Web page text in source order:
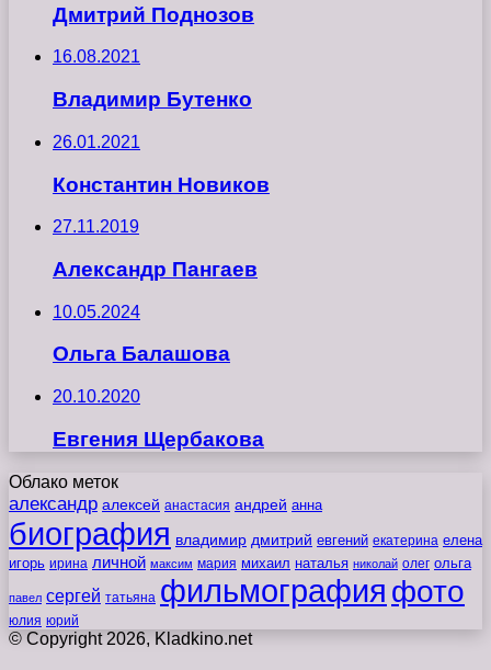
Дмитрий Поднозов
16.08.2021
Владимир Бутенко
26.01.2021
Константин Новиков
27.11.2019
Александр Пангаев
10.05.2024
Ольга Балашова
20.10.2020
Евгения Щербакова
Облако меток
александр алексей анастасия андрей анна
биография владимир дмитрий евгений екатерина елена
игорь ирина личной максим мария михаил наталья николай олег ольга
павел сергей татьяна фильмография фото
юлия юрий
© Copyright 2026, Kladkino.net